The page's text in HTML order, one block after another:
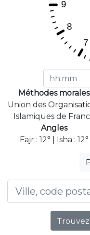
Méthodes morales
Union des
Islamiques de
Angles
Fajr : 12° | Isha : 12°